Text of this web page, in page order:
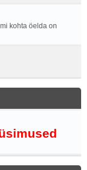
kohta öelda on